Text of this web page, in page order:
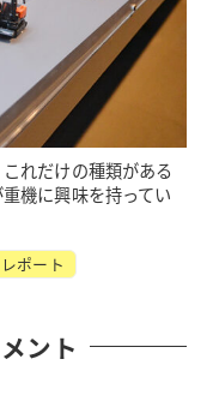
れだけの種類がある
機に興味を持ってい
レポート
ント